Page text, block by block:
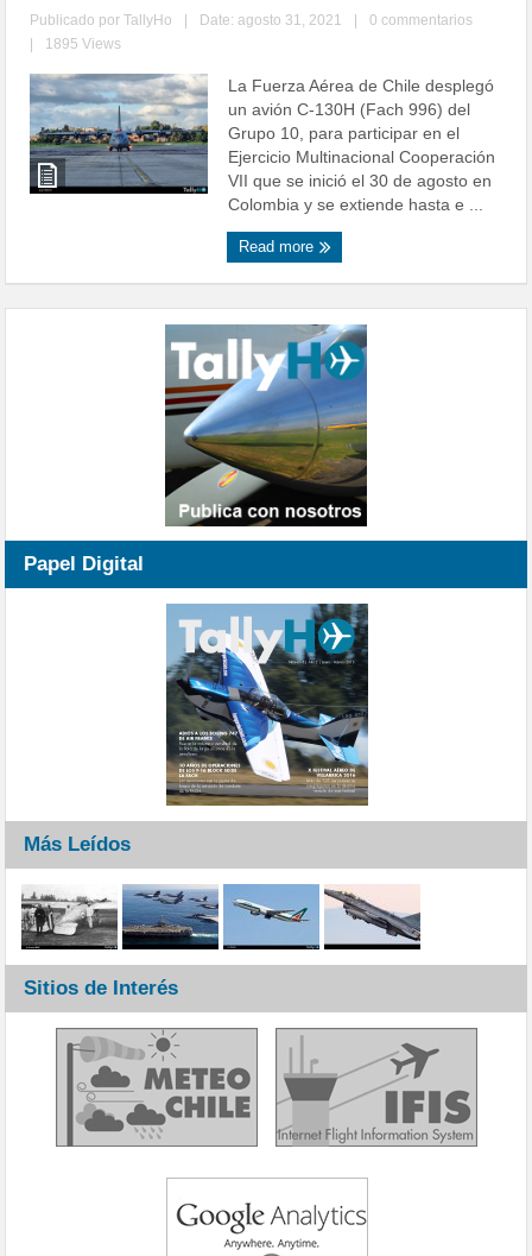
Publicado porTallyHo Date: agosto 31, 2021
0 commentarios
1895 Views
La Fuerza Aérea de Chile desplegó
un avión C-130H (Fach 996) del
Grupo 10, para participar en el
Ejercicio Multinacional Cooperación
VII que se inició el 30 de agosto en
Colombia y se extiende hasta e ...
Read more
Papel Digital
Más Leídos
Sitios de Interés